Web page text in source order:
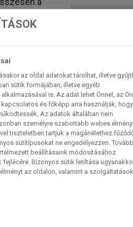
A
a franchise
A
a 27-
fél milliárd
a listán,
Chicago
hősökben
az oldal adatokat tárolhat, illetve
sütik formájában, illetve egyéb
is. Az adat lehet Önnel, az Ön
és főképp arra használják,
Az adatok általában nem
személyre szabottabb webes
tiszteletben tartjuk a magánélethez
sütitípusokat ne engedélyezzen.
beállításaink módosításához
Bizonyos sütik letiltása
az oldalon, valamint a